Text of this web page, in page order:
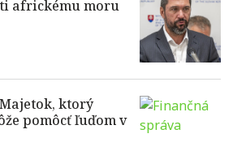
africkému moru
ktorý
pomôcť ľuďom v